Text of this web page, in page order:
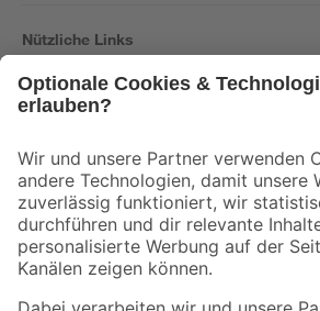
Nützliche Links
Der toom Newsletter: Keine Angebote und Aktionen
Zur Newsletter Anmeldung
Folge uns